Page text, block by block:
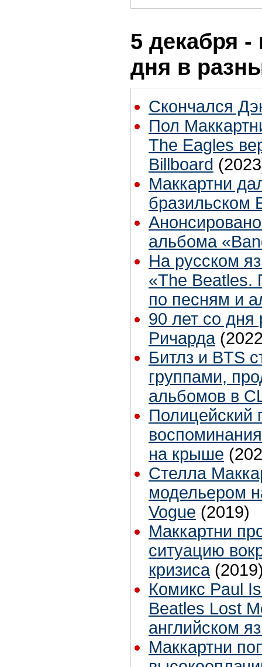
5 декабря -
дня в
Скончался
Пол
The Eagles
Billboard
Маккартни
бразильском
альбома
На русском
«The Beatles.
по песням и
90 лет со дня
Ричарда
Битлз и BTS
группами,
альбомов в
Полицейский
на крыше
Стелла
модельером
Vogue (2019)
Маккартни
ситуацию
кризиса
Комикс Paul
Beatles Lost
английском
Маккартни